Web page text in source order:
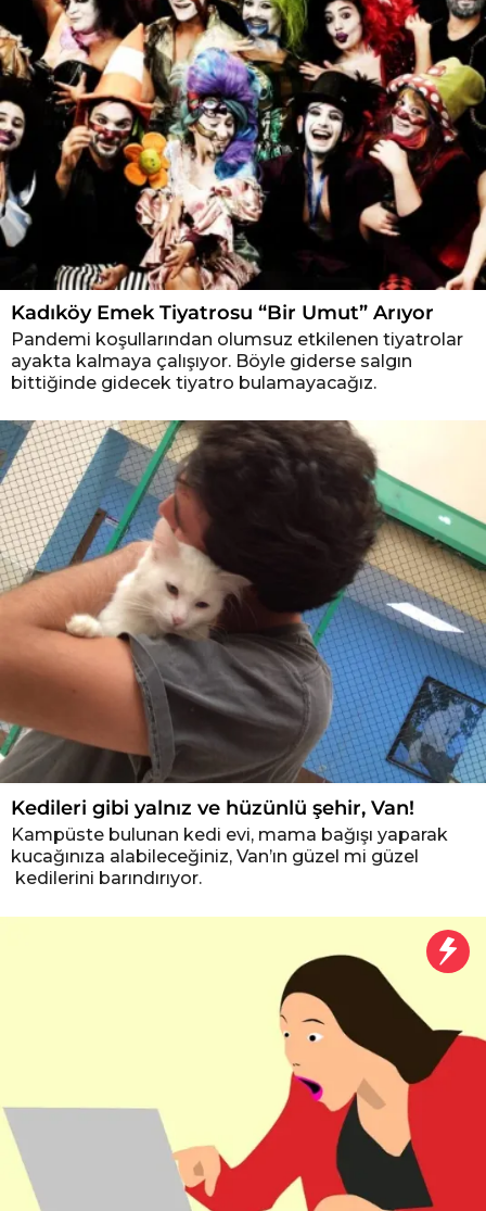
Kadıköy Emek Tiyatrosu “Bir Umut” Arıyor
Pandemi koşullarından olumsuz etkilenen tiyatrolar
ayakta kalmaya çalışıyor. Böyle giderse salgın
bittiğinde gidecek tiyatro bulamayacağız.
Kedileri gibi yalnız ve hüzünlü şehir, Van!
Kampüste bulunan kedi evi, mama bağışı yaparak
kucağınıza alabileceğiniz, Van’ın güzel mi güzel
kedilerini barındırıyor.